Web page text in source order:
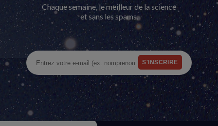
Chaque semaine, le meilleur de la science
et sans les spams.